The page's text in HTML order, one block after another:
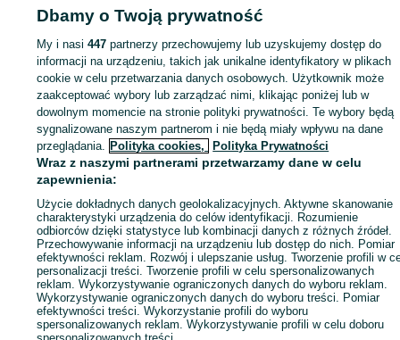
Zaloguj się lub załóż konto na OLX, aby skontaktować się z
sprzedającym
Zaloguj się / Załóż konto
Zadzwoń / SMS
Dbamy o Twoją prywatność
My i nasi447 partnerzy przechowujemy lub uzyskujemy dostęp do
informacji na urządzeniu, takich jak unikalne identyfikatory w plikach
cookie w celu przetwarzania danych osobowych. Użytkownik może
zaakceptować wybory lub zarządzać nimi, klikając poniżej lub w
dowolnym momencie na stronie polityki prywatności. Te wybory będą
sygnalizowane naszym partnerom i nie będą miały wpływu na dane
przeglądania. Polityka cookies, Polityka Prywatności
Wraz z naszymi partnerami przetwarzamy dane w celu
zapewnienia:
Użycie dokładnych danych geolokalizacyjnych. Aktywne skanowanie
charakterystyki urządzenia do celów identyfikacji. Rozumienie
odbiorców dzięki statystyce lub kombinacji danych z różnych źródeł.
Przechowywanie informacji na urządzeniu lub dostęp do nich. Pomiar
efektywności reklam. Rozwój i ulepszanie usług. Tworzenie profili w
personalizacji treści. Tworzenie profili w celu spersonalizowanych
reklam. Wykorzystywanie ograniczonych danych do wyboru reklam.
Wykorzystywanie ograniczonych danych do wyboru treści. Pomiar
efektywności treści. Wykorzystanie profili do wyboru
spersonalizowanych reklam. Wykorzystywanie profili w celu doboru